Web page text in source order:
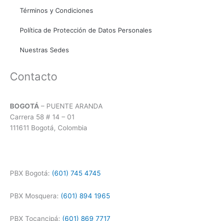
Términos y Condiciones
Política de Protección de Datos Personales
Nuestras Sedes
Contacto
BOGOTÁ – PUENTE ARANDA
Carrera 58 # 14 – 01
111611 Bogotá, Colombia
PBX Bogotá: (601) 745 4745
PBX Mosquera: (601) 894 1965
PBX Tocancipá: (601) 869 7717